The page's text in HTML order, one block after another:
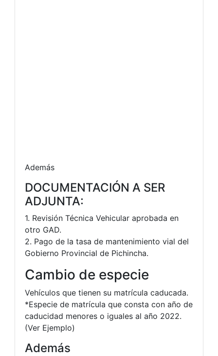
Además
DOCUMENTACIÓN A SER
ADJUNTA:
1. Revisión Técnica Vehicular aprobada en
otro GAD.
2. Pago de la tasa de mantenimiento vial del
Gobierno Provincial de Pichincha.
Cambio de especie
Vehículos que tienen su matrícula caducada.
*Especie de matrícula que consta con año de
caducidad menores o iguales al año 2022.
(Ver Ejemplo)
Además